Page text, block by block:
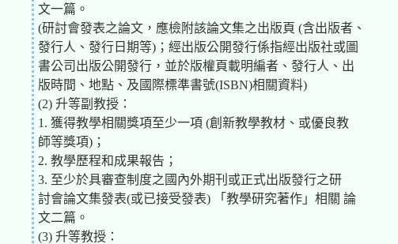
文一篇。
(研討會發表之論文，應檢附該論文集之出版頁 (含出版者、
發行人、發行日期等)；經出版公開發行係指經出版社或圖
書公司出版公開發行，並於版權頁載明編者、發行人、出
版時間、地點、及國際標準書號(ISBN)相關資料)
(2) 升等副教授：
1. 獲得教學相關獎項至少一項 (創新教學教材、或優良教
師等獎項)；
2. 教學歷程和成果報告；
3. 至少於具審查制度之國內外期刊或正式出版發行之研
討會論文集發表(或已接受發表) 「教學研究著作」相關 論
文二篇。
(3) 升等教授：